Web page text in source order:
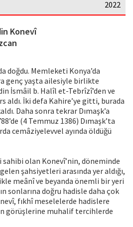
2022
Konevî
doğdu. Memleketi Konya’da
genç yaşta ailesiyle birlikte
İsmâil b. Halîl et-Tebrîzî’den ve
aldı. İki defa Kahire’ye gitti, burada
Daha sonra tekrar Dımaşk’a
(4 Temmuz 1386) Dımaşk’ta
cemâziyelevvel ayında öldüğü
olan Konevî’nin, döneminde
şahsiyetleri arasında yer aldığı,
meânî ve beyanda önemli bir yeri
sonlarına doğru hadisle daha çok
fıkhî meselelerde hadislere
görüşlerine muhalif tercihlerde